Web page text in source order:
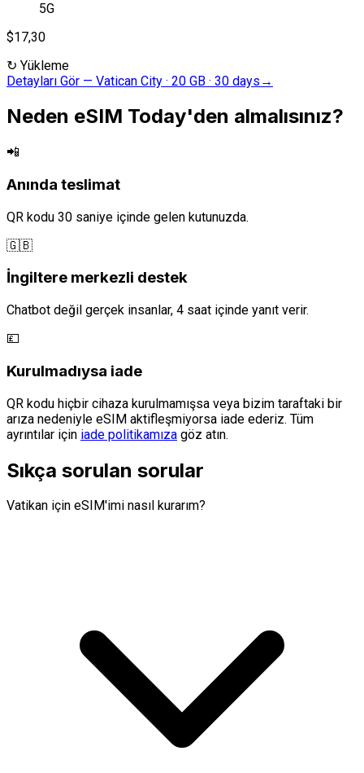
5G
$17,30
↻ Yükleme
Detayları Gör — Vatican City · 20 GB · 30 days →
Neden eSIM Today'den almalısınız?
📲
Anında teslimat
QR kodu 30 saniye içinde gelen kutunuzda.
🇬🇧
İngiltere merkezli destek
Chatbot değil gerçek insanlar, 4 saat içinde yanıt verir.
💷
Kurulmadıysa iade
QR kodu hiçbir cihaza kurulmamışsa veya bizim taraftaki bir
arıza nedeniyle eSIM aktifleşmiyorsa iade ederiz. Tüm
ayrıntılar için iade politikamıza göz atın.
Sıkça sorulan sorular
Vatikan için eSIM'imi nasıl kurarım?